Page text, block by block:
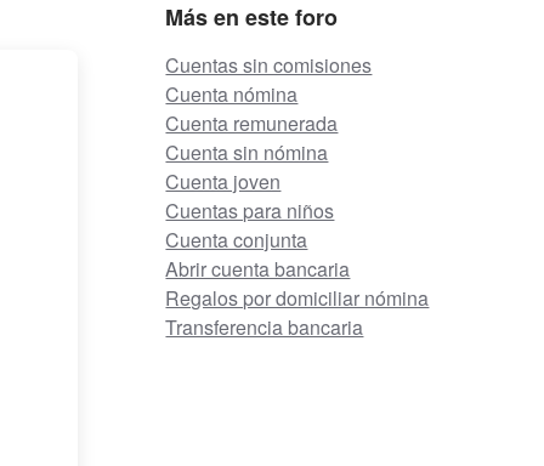
Más en este foro
Cuentas sin comisiones
Cuenta nómina
Cuenta remunerada
Cuenta sin nómina
Cuenta joven
Cuentas para niños
Cuenta conjunta
Abrir cuenta bancaria
Regalos por domiciliar nómina
Transferencia bancaria